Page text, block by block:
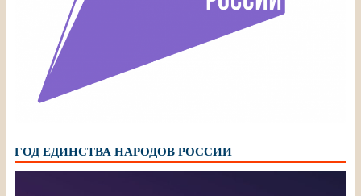
ГОД ЕДИНСТВА НАРОДОВ РОССИИ